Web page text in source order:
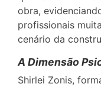
obra,
profissionais
cenário da
A Dimensão
Shirlei Zonis,